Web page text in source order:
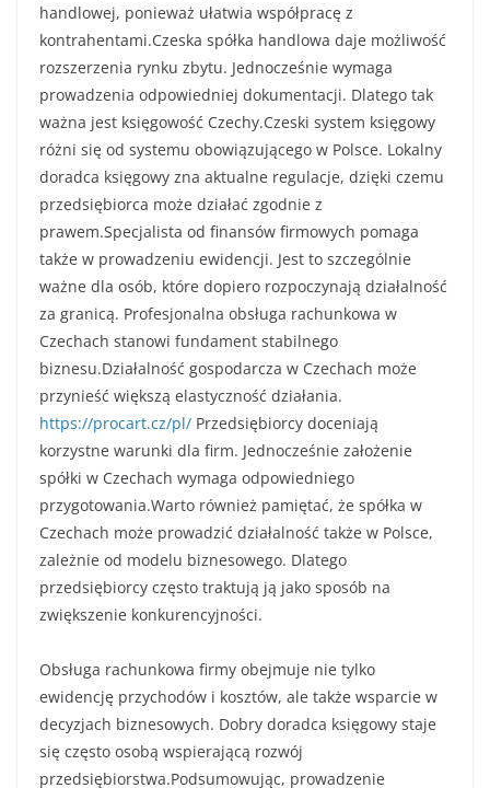
handlowej, ponieważ ułatwia współpracę z
kontrahentami.Czeska spółka handlowa daje możliwość
rozszerzenia rynku zbytu. Jednocześnie wymaga
prowadzenia odpowiedniej dokumentacji. Dlatego tak
ważna jest księgowość Czechy.Czeski system księgowy
różni się od systemu obowiązującego w Polsce. Lokalny
doradca księgowy zna aktualne regulacje, dzięki czemu
przedsiębiorca może działać zgodnie z
prawem.Specjalista od finansów firmowych pomaga
także w prowadzeniu ewidencji. Jest to szczególnie
ważne dla osób, które dopiero rozpoczynają działalność
za granicą. Profesjonalna obsługa rachunkowa w
Czechach stanowi fundament stabilnego
biznesu.Działalność gospodarcza w Czechach może
przynieść większą elastyczność działania.
https://procart.cz/pl/ Przedsiębiorcy doceniają
korzystne warunki dla firm. Jednocześnie założenie
spółki w Czechach wymaga odpowiedniego
przygotowania.Warto również pamiętać, że spółka w
Czechach może prowadzić działalność także w Polsce,
zależnie od modelu biznesowego. Dlatego
przedsiębiorcy często traktują ją jako sposób na
zwiększenie konkurencyjności.
Obsługa rachunkowa firmy obejmuje nie tylko
ewidencję przychodów i kosztów, ale także wsparcie w
decyzjach biznesowych. Dobry doradca księgowy staje
się często osobą wspierającą rozwój
przedsiębiorstwa.Podsumowując, prowadzenie